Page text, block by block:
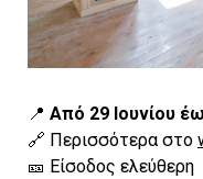
📍 Από 29 Ιουνίου
🔗 Περισσότερα στο
🎫 Είσοδος ελεύθερη